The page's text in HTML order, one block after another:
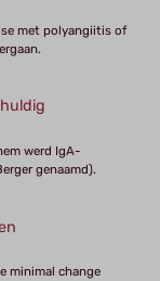
met polyangiitis of
werd IgA-
genaamd).
minimal change